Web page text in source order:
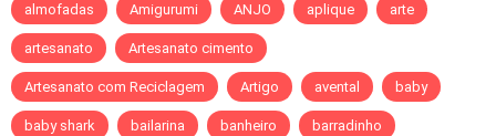
almofadas Amigurumi ANJO aplique arte
artesanato Artesanato cimento
Artesanato com Reciclagem Artigo avental baby
baby shark bailarina banheiro barradinho